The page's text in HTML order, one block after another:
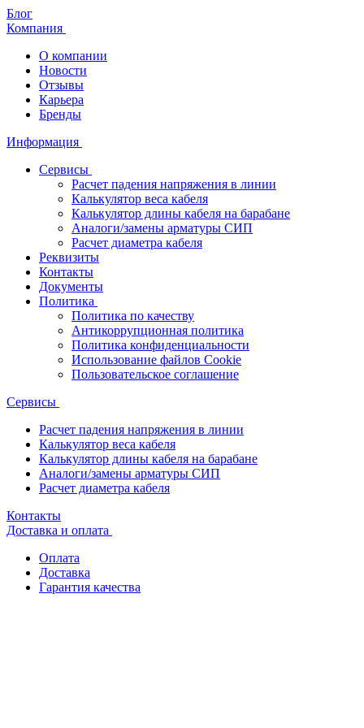
Блог
Компания
О компании
Новости
Отзывы
Карьера
Бренды
Информация
Сервисы
Расчет падения напряжения в линии
Калькулятор веса кабеля
Калькулятор длины кабеля на барабане
Аналоги/замены арматуры СИП
Расчет диаметра кабеля
Реквизиты
Контакты
Документы
Политика
Политика по качеству
Антикоррупционная политика
Политика конфиденциальности
Использование файлов Cookie
Пользовательское соглашение
Сервисы
Расчет падения напряжения в линии
Калькулятор веса кабеля
Калькулятор длины кабеля на барабане
Аналоги/замены арматуры СИП
Расчет диаметра кабеля
Контакты
Доставка и оплата
Оплата
Доставка
Гарантия качества